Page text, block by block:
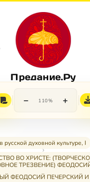
Предание.Ру
− 110% +
русской духовной культуре, I
ВО ХРИСТЕ:
ТРЕЗВЕНИЕ)
ФЕОДОСИЙ ПЕЧЕРСКИЙ И